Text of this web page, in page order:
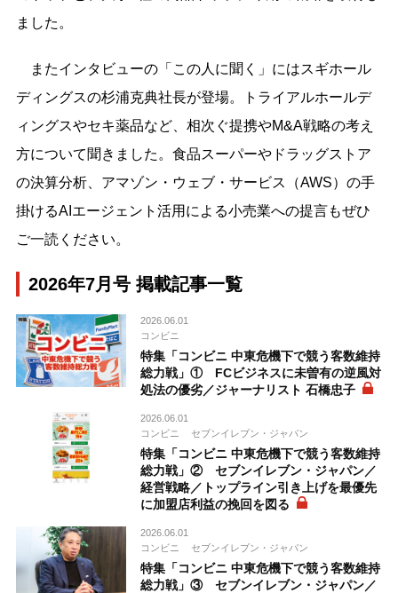
ました。
またインタビューの「この人に聞く」にはスギホール
ディングスの杉浦克典社長が登場。トライアルホールデ
ィングスやセキ薬品など、相次ぐ提携やM&A戦略の考え
方について聞きました。食品スーパーやドラッグストア
の決算分析、アマゾン・ウェブ・サービス（AWS）の手
掛けるAIエージェント活用による小売業への提言もぜひ
ご一読ください。
2026年7月号 掲載記事一覧
2026.06.01
コンビニ
特集「コンビニ 中東危機下で競う客数維持
総力戦」① FCビジネスに未曽有の逆風対
処法の優劣／ジャーナリスト 石橋忠子
2026.06.01
コンビニ
セブンイレブン・ジャパン
特集「コンビニ 中東危機下で競う客数維持
総力戦」② セブンイレブン・ジャパン／
経営戦略／トップライン引き上げを最優先
に加盟店利益の挽回を図る
2026.06.01
コンビニ
セブンイレブン・ジャパン
特集「コンビニ 中東危機下で競う客数維持
総力戦」③ セブンイレブン・ジャパン／